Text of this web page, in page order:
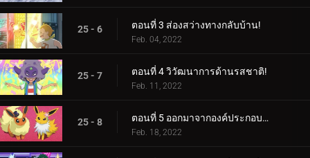
25 - 6 ตอนที่ 3 ส่องสว่างทางกลับบ้าน!
Feb. 04, 2022
25 - 7 ตอนที่ 4 วิวัฒนาการด้านรสชาติ!
Feb. 11, 2022
25 - 8 ตอนที่ 5 ออกมาจากองค์ประกอบของพวกเขา!
Feb. 18, 2022